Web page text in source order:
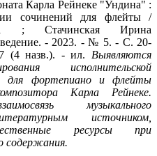
Карла Рейнеке "Ундина" :
сочинений для флейты /
; Стачинская Ирина
- 2023. - № 5. - С. 20-
(4 назв.). - ил. Выявляются
исполнительской
для фортепиано и флейты
Карла Рейнеке.
музыкального
источником,
ресурсы при
содержания.